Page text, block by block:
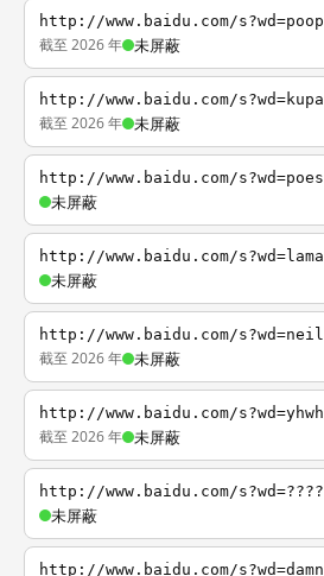
http://www.baidu.com/s?wd=poop
截至 2026 年 未屏蔽
http://www.baidu.com/s?wd=kupa
截至 2026 年 未屏蔽
http://www.baidu.com/s?wd=poes
未屏蔽
http://www.baidu.com/s?wd=lama
未屏蔽
http://www.baidu.com/s?wd=neil
截至 2026 年 未屏蔽
http://www.baidu.com/s?wd=yhwh
截至 2026 年 未屏蔽
http://www.baidu.com/s?wd=????
未屏蔽
http://www.baidu.com/s?wd=damn